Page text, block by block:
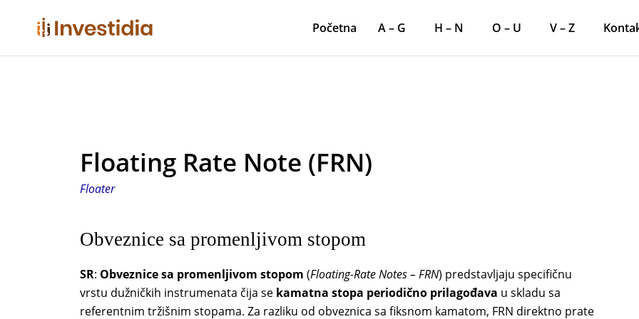
Početna A – G H – N O – U V – Z
Floating Rate Note (FRN)
Floater
Obveznice sa promenljivom stopom
SR: Obveznice sa promenljivom stopom (Floating-Rate Notes – FRN) predstavljaju specifičnu
vrstu dužničkih instrumenata čija se kamatna stopa periodično prilagođava u skladu sa
referentnim tržišnim stopama. Za razliku od obveznica sa fiksnom kamatom, FRN direktno prate